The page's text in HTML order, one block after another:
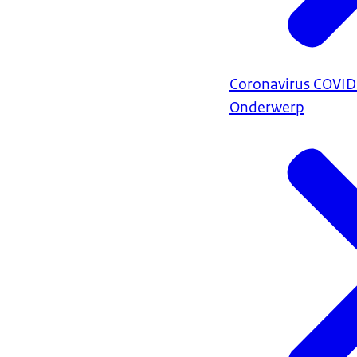
Coronavirus
Onderwerp